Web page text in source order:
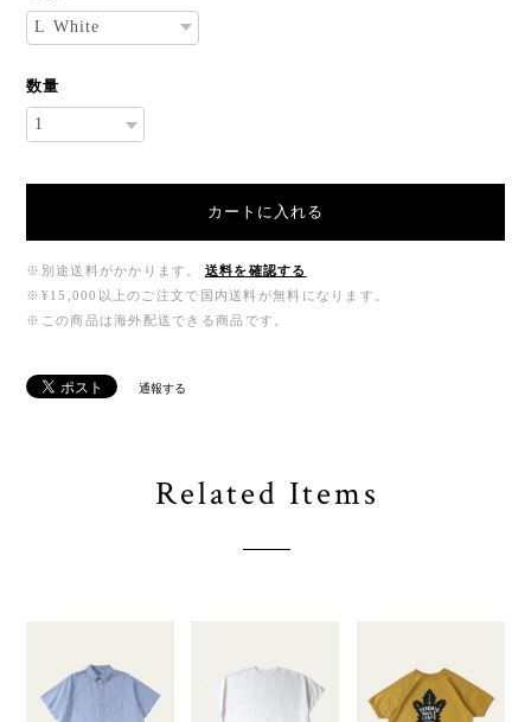
数量
カートに入れる
※別途送料がかかります。
送料を確認する
※¥15,000以上のご注文で国内送料が無料になります。
※この商品は海外配送できる商品です。
通報する
Related Items